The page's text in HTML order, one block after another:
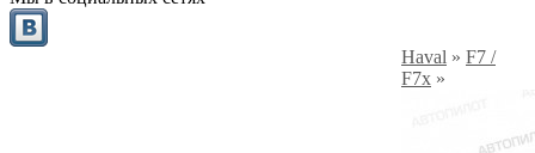
Haval » F7 /
F7x »